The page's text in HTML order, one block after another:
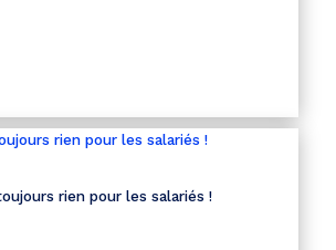
rien pour les salariés !